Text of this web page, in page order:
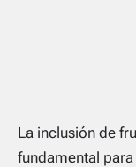
La inclusión de
fundamental